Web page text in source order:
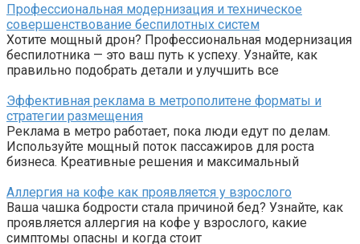
Профессиональная модернизация и техническое
совершенствование беспилотных систем
Хотите мощный дрон? Профессиональная модернизация
беспилотника — это ваш путь к успеху. Узнайте, как
правильно подобрать детали и улучшить все
Эффективная реклама в метрополитене форматы и
стратегии размещения
Реклама в метро работает, пока люди едут по делам.
Используйте мощный поток пассажиров для роста
бизнеса. Креативные решения и максимальный
Аллергия на кофе как проявляется у взрослого
Ваша чашка бодрости стала причиной бед? Узнайте, как
проявляется аллергия на кофе у взрослого, какие
симптомы опасны и когда стоит